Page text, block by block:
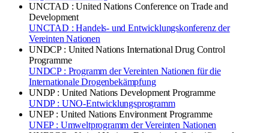
UNCTAD : United Nations Conference on Trade and
Development
UNCTAD : Handels- und Entwicklungskonferenz der
Vereinten Nationen
UNDCP : United Nations International Drug Control
Programme
UNDCP : Programm der Vereinten Nationen für die
Internationale Drogenbekämpfung
UNDP : United Nations Development Programme
UNDP : UNO-Entwicklungsprogramm
UNEP : United Nations Environment Programme
UNEP : Umweltprogramm der Vereinten Nationen